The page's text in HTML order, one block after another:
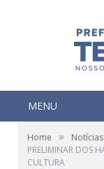
MENU
Home » Notícias
PRELIMINAR DOS
CULTURA